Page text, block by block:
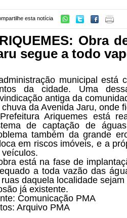
esta notícia
Obra
segue a todo
municipal está
da cidade. Uma
antiga da
chuva da Avenida Jaru, onde
Ariquemes está
de captação de
também da grande
em riscos imóveis, e a
veículos.
está na fase de
a toda vazão das
daquela localidade
já existente.
Comunicação PMA
Arquivo PMA